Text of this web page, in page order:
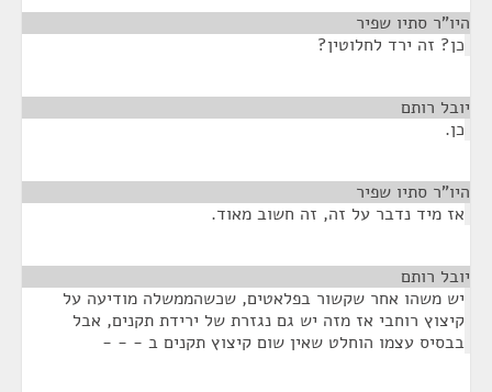
היו"ר סתיו שפיר
כן? זה ירד לחלוטין?
יובל רותם
כן.
היו"ר סתיו שפיר
אז מיד נדבר על זה, זה חשוב מאוד.
יובל רותם
יש משהו אחר שקשור בפלאטים, שכשהממשלה מודיעה על
קיצוץ רוחבי אז מזה יש גם נגזרת של ירידת תקנים, אבל
בבסיס עצמו הוחלט שאין שום קיצוץ תקנים ב - - -